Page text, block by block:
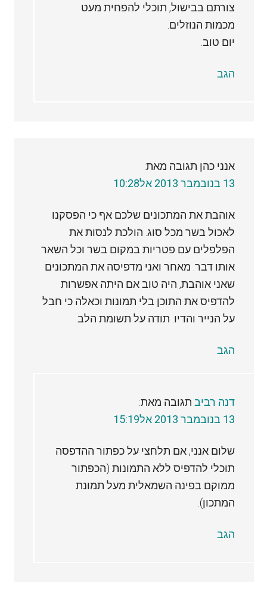
צורתם בבישול, תוכלי להפחית מעט
מכמות הנוזלים.
יום טוב.
הגב
אנני כהן תגובה מאת:
13 בנובמבר 2013 אל10:28
אוהבת את המתכונים שלכם אף כי הפסקנו
לאכול בשר מכל סוג. הולכת לנסות את
הפלפלים עם פטריות במקום בשר וכל השאר
אותו דבר. מאחר ואני מדפיסה את המתכונים
שאני אוהבת, היה טוב אם היתה אפשרות
להדפיס את התוכן בלי תמונות וכאלה כי חבל
על הנייר והדיו. תודה על תשומת הלב
הגב
דנה רביב תגובה מאת:
13 בנובמבר 2013 אל15:19
שלום אנני, אם תלחצי על כפתור ההדפסה
תוכלי להדפיס ללא התמונות (הכפתור
ממוקם בפינה השמאלית מעל תמונת
המתכון).
הגב